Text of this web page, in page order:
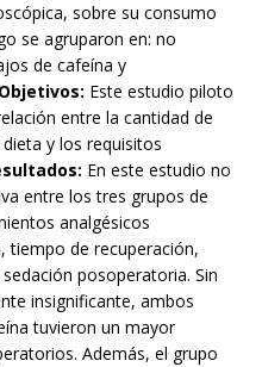
sobre su consumo
se agruparon en: no
de cafeína y
Objetivos: Este estudio piloto
entre la cantidad de
y los requisitos
En este estudio no
entre los tres grupos de
analgésicos
tiempo de recuperación,
posoperatoria. Sin
insignificante, ambos
tuvieron un mayor
Además, el grupo